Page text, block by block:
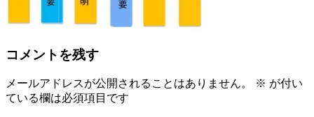
コメントを残す
メールアドレスが公開されることはありません。 ※ が付い
ている欄は必須項目です